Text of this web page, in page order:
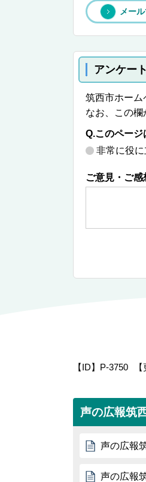
メー
アンケート
筑西市ホーム
なお、この欄
Q.このページ
非常に役に
ご意見・ご感
【ID】 P-3750
声の広報筑
声の広報
声の広報